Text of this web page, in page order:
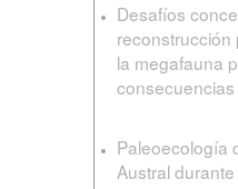
Desafíos
la megafauna
Paleoecología
Austral